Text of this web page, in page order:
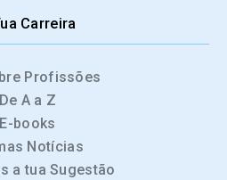
Carreira
Profissões
De A a Z
E-books
Notícias
a tua Sugestão